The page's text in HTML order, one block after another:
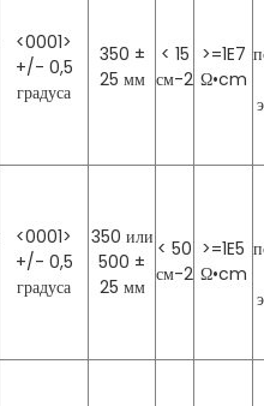
<0001>
+/- 0,5
градуса
350 ±
25 мм
< 15
см-2
>=1E7
Ω•cm
<0001>
+/- 0,5
градуса
350 или
500 ±
25 мм
< 50
см-2
>=1E5
Ω•cm